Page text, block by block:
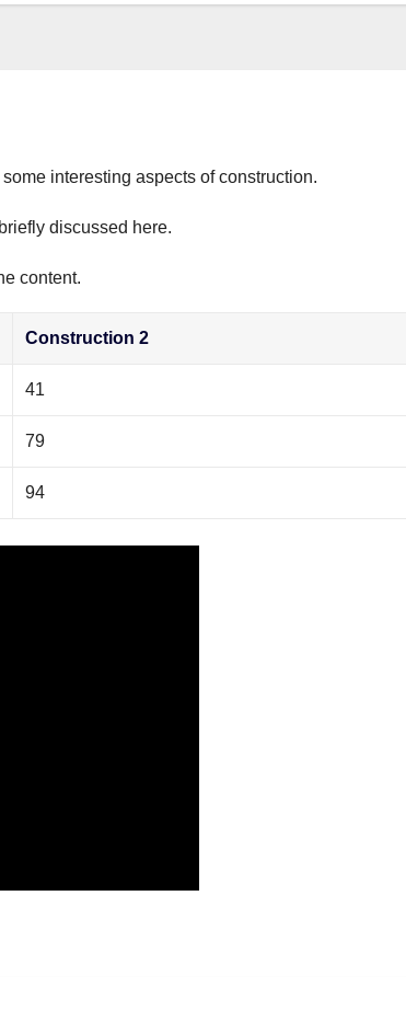
interesting aspects of construction.
discussed here.
content.
Construction 2
41
79
94